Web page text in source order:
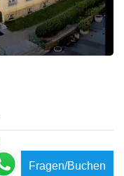
Fragen/Buchen